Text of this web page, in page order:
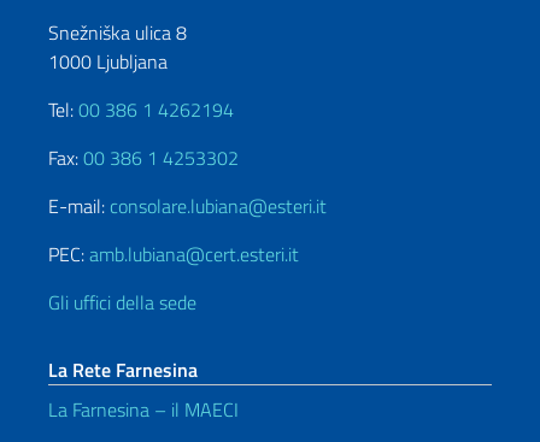
Snežniška ulica 8
1000 Ljubljana
Tel:00 386 1 4262194
Fax:00 386 1 4253302
E-mail: consolare.lubiana@esteri.it
PEC:amb.lubiana@cert.esteri.it
Gli uffici della sede
La Rete Farnesina
La Farnesina – il MAECI